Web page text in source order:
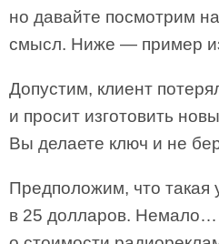
но давайте посмотрим
смысл. Ниже — пример
Допустим, клиент
и просит изготовить
Вы делаете ключ и не
Предположим, что такая
в 25 долларов. Немало…